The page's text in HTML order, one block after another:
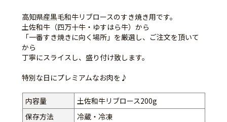
高知県産黒毛和牛リブロースのすき焼き用です。
土佐和牛（四万十牛・ゆすはら牛）から
「一番すき焼きに向く場所」を厳選し、ご注文を頂いて
から
丁寧にスライスし、盛り付け致します。
特別な日にプレミアムなお肉を♪
内容量
土佐和牛リブロース200g
保存方法
冷蔵・冷凍